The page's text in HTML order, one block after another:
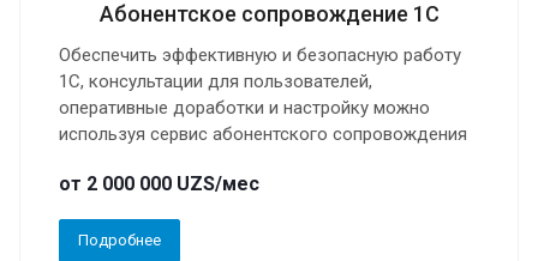
Абонентское сопровождение 1С
Обеспечить эффективную и безопасную работу
1С, консультации для пользователей,
оперативные доработки и настройку можно
используя сервис абонентского сопровождения
от 2 000 000 UZS/мес
Подробнее